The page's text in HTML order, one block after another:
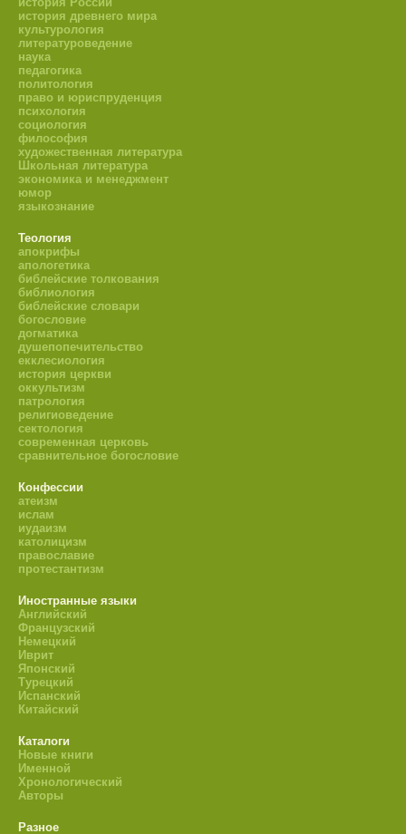
история древнего мира
культурология
литературоведение
наука
педагогика
политология
право и юриспруденция
психология
социология
философия
художественная литература
Школьная литература
экономика и менеджмент
юмор
языкознание
Теология
апокрифы
апологетика
библейские толкования
библиология
библейские словари
богословие
догматика
душепопечительство
екклесиология
история церкви
оккультизм
патрология
религиоведение
сектология
современная церковь
сравнительное богословие
Конфессии
атеизм
ислам
иудаизм
католицизм
православие
протестантизм
Иностранные языки
Английский
Французский
Немецкий
Иврит
Японский
Турецкий
Испанский
Китайский
Каталоги
Новые книги
Именной
Хронологический
Авторы
Разное